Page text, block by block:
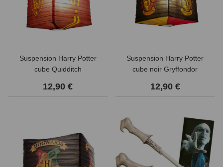
Suspension Harry Potter
cube Quidditch
12,90 €
Suspension Harry Potter
cube noir Gryffondor
12,90 €